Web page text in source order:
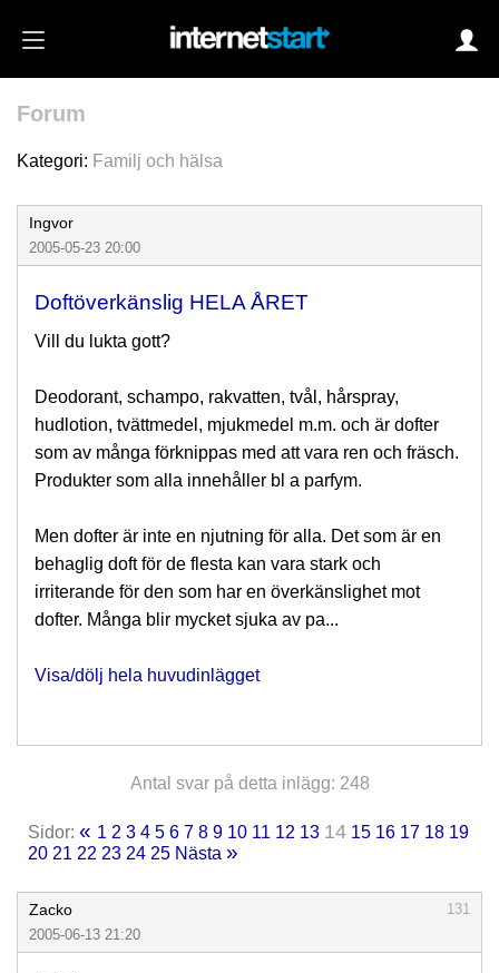
• Glömt lösenord?
Forum
Kategori: Familj och hälsa
Ingvor
2005-05-23 20:00
Doftöverkänslig HELA ÅRET
Vill du lukta gott?
Deodorant, schampo, rakvatten, tvål, hårspray,
hudlotion, tvättmedel, mjukmedel m.m. och är dofter
som av många förknippas med att vara ren och fräsch.
Produkter som alla innehåller bl a parfym.
Men dofter är inte en njutning för alla. Det som är en
behaglig doft för de flesta kan vara stark och
irriterande för den som har en överkänslighet mot
dofter. Många blir mycket sjuka av pa...
Visa/dölj hela huvudinlägget
Antal svar på detta inlägg: 248
Sidor: « 1 2 3 4 5 6 7 8 9 10 11 12 13 14 15 16 17 18 19
20 21 22 23 24 25 Nästa »
Zacko
131
2005-06-13 21:20